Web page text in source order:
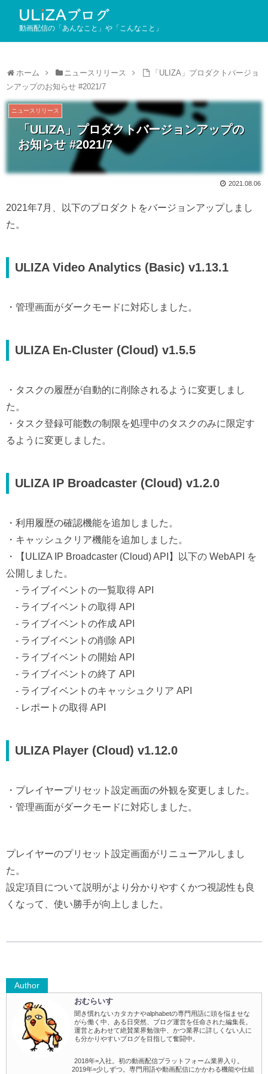
動画配信の「あんなこと」や「こんなこと」
ホーム ニュースリリース
「ULIZA」プロダクトバージョ
ンアップのお知らせ #2021/7
「ULIZA」プロダクトバージョンアップの
お知らせ #2021/7
ニュースリリース
2021.08.06
2021年7月、以下のプロダクトをバージョンアップしまし
た。
ULIZA Video Analytics (Basic) v1.13.1
・管理画面がダークモードに対応しました。
ULIZA En-Cluster (Cloud) v1.5.5
・タスクの履歴が自動的に削除されるように変更しまし
た。
・タスク登録可能数の制限を処理中のタスクのみに限定す
るように変更しました。
ULIZA IP Broadcaster (Cloud) v1.2.0
・利用履歴の確認機能を追加しました。
・キャッシュクリア機能を追加しました。
・【ULIZA IP Broadcaster (Cloud) API】以下の WebAPI を
公開しました。
- ライブイベントの一覧取得 API
- ライブイベントの取得 API
- ライブイベントの作成 API
- ライブイベントの削除 API
- ライブイベントの開始 API
- ライブイベントの終了 API
- ライブイベントのキャッシュクリア API
- レポートの取得 API
ULIZA Player (Cloud) v1.12.0
・プレイヤープリセット設定画面の外観を変更しました。
・管理画面がダークモードに対応しました。
プレイヤーのプリセット設定画面がリニューアルしまし
た。
設定項目について説明がより分かりやすくかつ視認性も良
くなって、使い勝手が向上しました。
Author
おむらいす
聞き慣れないカタカナやalphabetの専門用語に頭を悩ませな
がら働く中、ある日突然、ブログ運営を任命された編集長。
運営とあわせて絶賛業界勉強中、かつ業界に詳しくない人に
も分かりやすいブログを目指して奮闘中。
2018年=入社。初の動画配信プラットフォーム業界入り。
2019年=少しずつ。専門用語や動画配信にかかわる機能や仕組